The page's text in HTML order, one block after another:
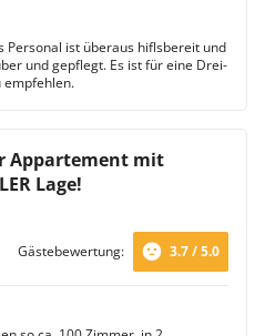
Personal ist überaus hiflsbereit und
und gepflegt. Es ist für eine Drei-
empfehlen.
Appartement mit
Lage!
Gästebewertung: 3.7 / 5.0